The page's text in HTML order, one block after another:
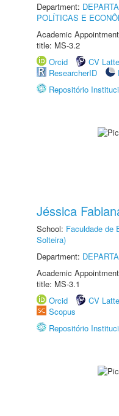
Department:
POLÍTICAS E
Academic
title: MS-3.2
Orcid
CV
ResearcherID
Repositório
Jéssica
School: Faculdade de
Solteira)
Department:
Academic
title: MS-3.1
Orcid
CV
Scopus
Repositório